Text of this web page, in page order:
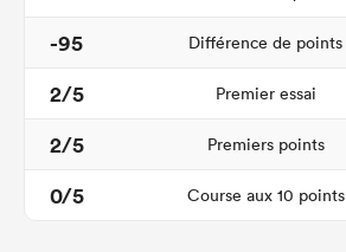
-95
Différence de points
2/5
Premier essai
2/5
Premiers points
0/5
Course aux 10 points